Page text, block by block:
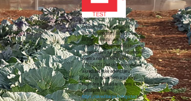
Prehrambeno biotehnološki i
Vinarski laboratorij unutar Zavoda
za poljoprivredu i prehranu
Instituta za poljoprivredu i turizam
akreditirani suispitni laboratoriji
prema normiHRN EN ISO/IEC
17025:2017od strane Hrvatske
akreditacijske agencije u
području opisanom u prilogu
Potvrde o akreditaciji broj 1185
(dostupno na:
https://akreditacija.hr/registar/).